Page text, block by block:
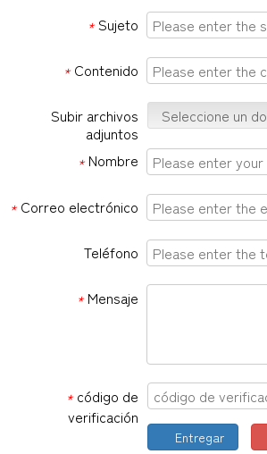
* Sujeto
* Contenido
Subir archivos
adjuntos
Seleccione un
* Nombre
* Correo electrónico
Teléfono
* Mensaje
* código de
verificación
Entregar